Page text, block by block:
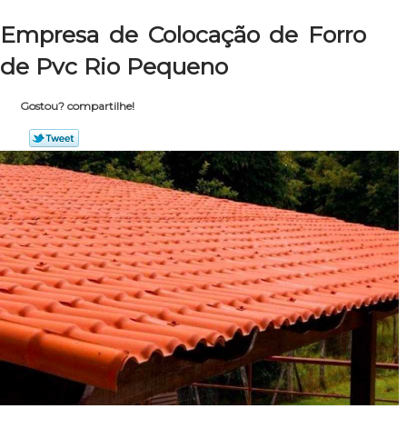
Empresa de Colocação de Forro
de Pvc Rio Pequeno
Gostou? compartilhe!